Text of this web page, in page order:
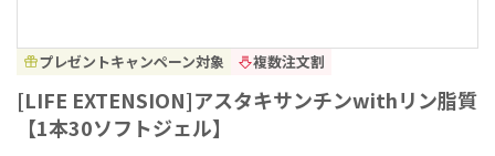
プレゼントキャンペーン対象 複数注文割
[LIFE EXTENSION]アスタキサンチンwithリン脂質
【1本30ソフトジェル】